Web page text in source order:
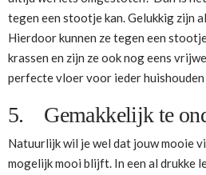
tegen een stootje kan. Gelukkig zijn
Hierdoor kunnen ze tegen een
krassen en zijn ze ook nog eens
perfecte vloer voor ieder huishouden
5. Gemakkelijk te
Natuurlijk wil je wel dat jouw mooie
mogelijk mooi blijft. In een al drukke